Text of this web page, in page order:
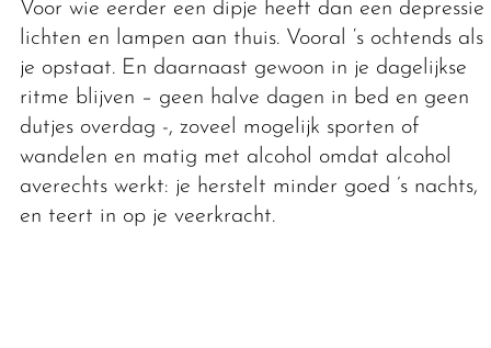
Voor wie eerder een dipje heeft dan een depressie:
lichten en lampen aan thuis. Vooral ‘s ochtends als
je opstaat. En daarnaast gewoon in je dagelijkse
ritme blijven – geen halve dagen in bed en geen
dutjes overdag -, zoveel mogelijk sporten of
wandelen en matig met alcohol omdat alcohol
averechts werkt: je herstelt minder goed ’s nachts,
en teert in op je veerkracht.